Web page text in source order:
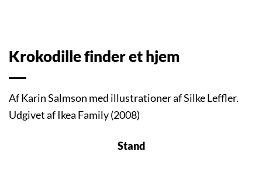
Krokodille finder et hjem
Af Karin Salmson med illustrationer af Silke Leffler.
Udgivet af Ikea Family (2008)
Stand